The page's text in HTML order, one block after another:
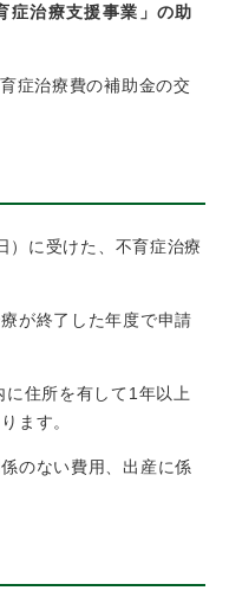
症治療支援事業」の助
症治療費の補助金の交
に受けた、不育症治療
が終了した年度で申請
住所を有して1年以上
ます。
のない費用、出産に係